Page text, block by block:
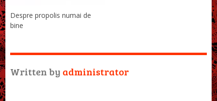
Despre propolis numai de
bine
Written by administrator